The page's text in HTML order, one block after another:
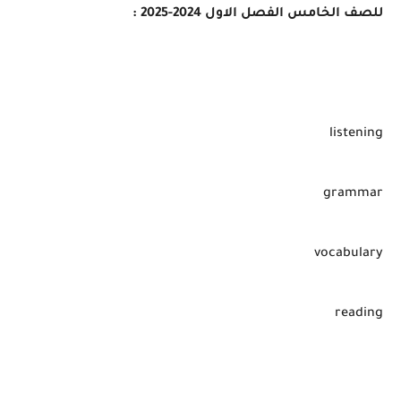
للصف الخامس الفصل الاول 2024-2025 :
listening
grammar
vocabulary
reading